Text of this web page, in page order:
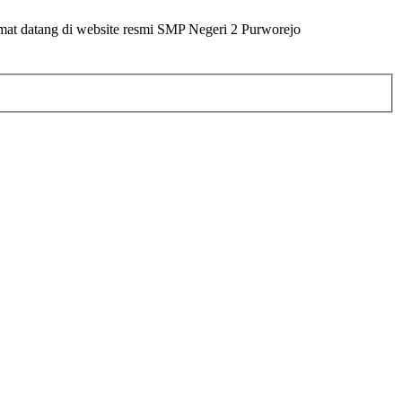
di website resmi SMP Negeri 2 Purworejo